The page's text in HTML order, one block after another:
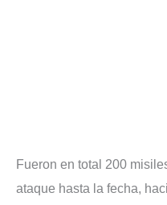
Fueron en total 200
ataque hasta la fecha,